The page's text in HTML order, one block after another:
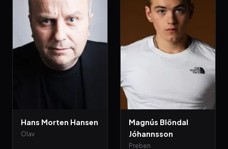
Hans Morten Hansen
Olav
Magnús Blöndal
Jóhannsson
Preben